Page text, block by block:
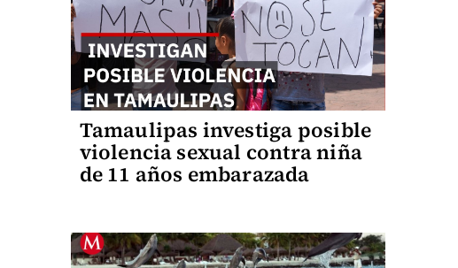
Tamaulipas investiga posible
violencia sexual contra niña
de 11 años embarazada